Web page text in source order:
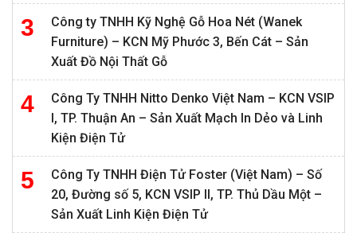
Công ty TNHH Kỹ Nghệ Gỗ Hoa Nét (Wanek
Furniture) – KCN Mỹ Phước 3, Bến Cát – Sản
Xuất Đồ Nội Thất Gỗ
Công Ty TNHH Nitto Denko Việt Nam – KCN VSIP
I, TP. Thuận An – Sản Xuất Mạch In Dẻo và Linh
Kiện Điện Tử
Công Ty TNHH Điện Tử Foster (Việt Nam) – Số
20, Đường số 5, KCN VSIP II, TP. Thủ Dầu Một –
Sản Xuất Linh Kiện Điện Tử